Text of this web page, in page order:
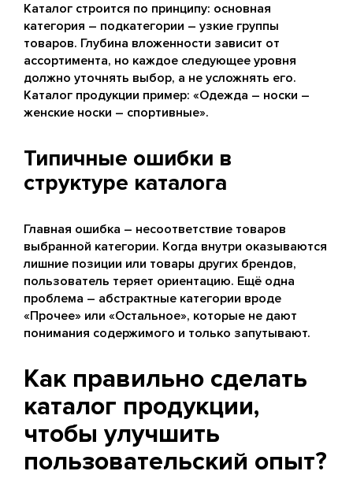
Каталог строится по принципу: основная
категория – подкатегории – узкие группы
товаров. Глубина вложенности зависит от
ассортимента, но каждое следующее уровня
должно уточнять выбор, а не усложнять его.
Каталог продукции пример: «Одежда – носки –
женские носки – спортивные».
Типичные ошибки в
структуре каталога
Главная ошибка – несоответствие товаров
выбранной категории. Когда внутри оказываются
лишние позиции или товары других брендов,
пользователь теряет ориентацию. Ещё одна
проблема – абстрактные категории вроде
«Прочее» или «Остальное», которые не дают
понимания содержимого и только запутывают.
Как правильно сделать
каталог продукции,
чтобы улучшить
пользовательский опыт?